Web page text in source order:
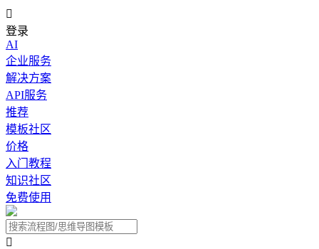

登录
AI
企业服务
解决方案
API服务
推荐
模板社区
价格
入门教程
知识社区
免费使用
